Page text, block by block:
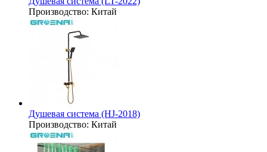
Производство: Китай
Душевая система (HJ-2018)
Производство: Китай